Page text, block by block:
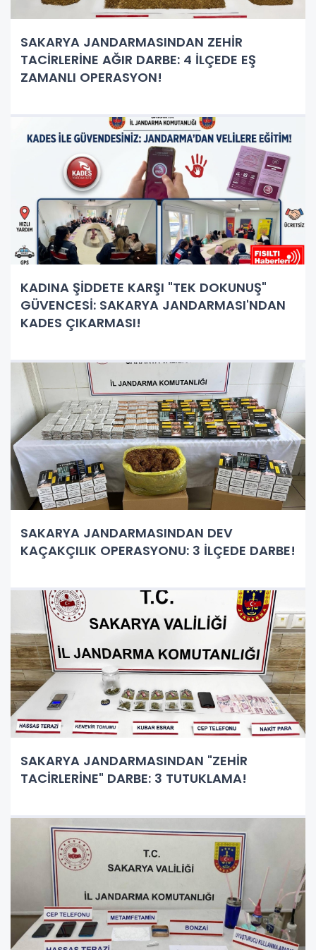
SAKARYA JANDARMASINDAN ZEHİR
TACİRLERİNE AĞIR DARBE: 4 İLÇEDE EŞ
ZAMANLI OPERASYON!
KADINA ŞİDDETE KARŞI "TEK DOKUNUŞ"
GÜVENCESİ: SAKARYA JANDARMASI'NDAN
KADES ÇIKARMASI!
SAKARYA JANDARMASINDAN DEV
KAÇAKÇILIK OPERASYONU: 3 İLÇEDE DARBE!
SAKARYA JANDARMASINDAN "ZEHİR
TACİRLERİNE" DARBE: 3 TUTUKLAMA!